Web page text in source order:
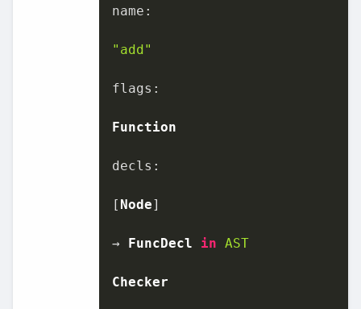
name :
"add"
flags :
Function
decls :
[ Node]
→ FuncDecl in AST
Checker